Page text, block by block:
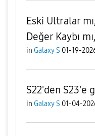
Eski Ultralar
Değer Kaybı
in Galaxy S 01-19-
S22'den S23'e
in Galaxy S 01-04-